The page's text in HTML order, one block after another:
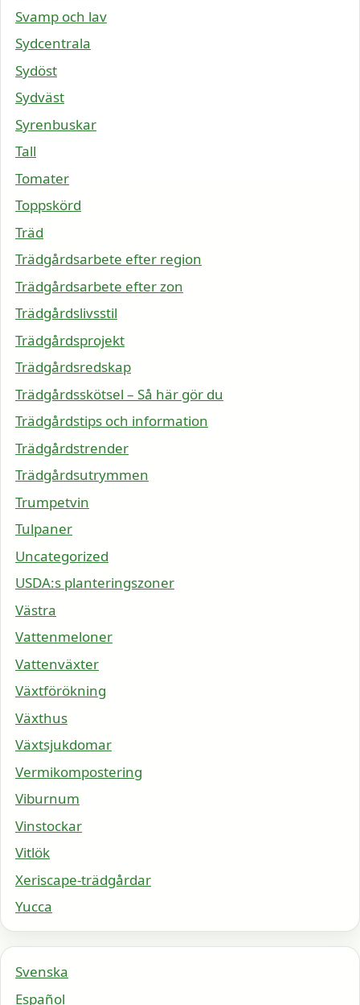
Svamp och lav
Sydcentrala
Sydöst
Sydväst
Syrenbuskar
Tall
Tomater
Toppskörd
Träd
Trädgårdsarbete efter region
Trädgårdsarbete efter zon
Trädgårdslivsstil
Trädgårdsprojekt
Trädgårdsredskap
Trädgårdsskötsel – Så här gör du
Trädgårdstips och information
Trädgårdstrender
Trädgårdsutrymmen
Trumpetvin
Tulpaner
Uncategorized
USDA:s planteringszoner
Västra
Vattenmeloner
Vattenväxter
Växtförökning
Växthus
Växtsjukdomar
Vermikompostering
Viburnum
Vinstockar
Vitlök
Xeriscape-trädgårdar
Yucca
Svenska
Español